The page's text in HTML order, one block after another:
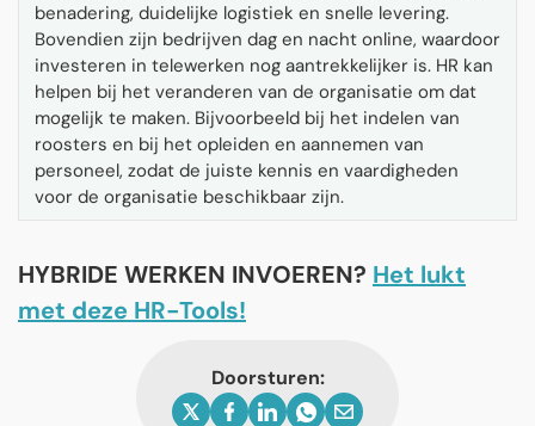
benadering, duidelijke logistiek en snelle levering.
Bovendien zijn bedrijven dag en nacht online, waardoor
investeren in telewerken nog aantrekkelijker is. HR kan
helpen bij het veranderen van de organisatie om dat
mogelijk te maken. Bijvoorbeeld bij het indelen van
roosters en bij het opleiden en aannemen van
personeel, zodat de juiste kennis en vaardigheden
voor de organisatie beschikbaar zijn.
HYBRIDE WERKEN INVOEREN? Het lukt
met deze HR-Tools!
Doorsturen: